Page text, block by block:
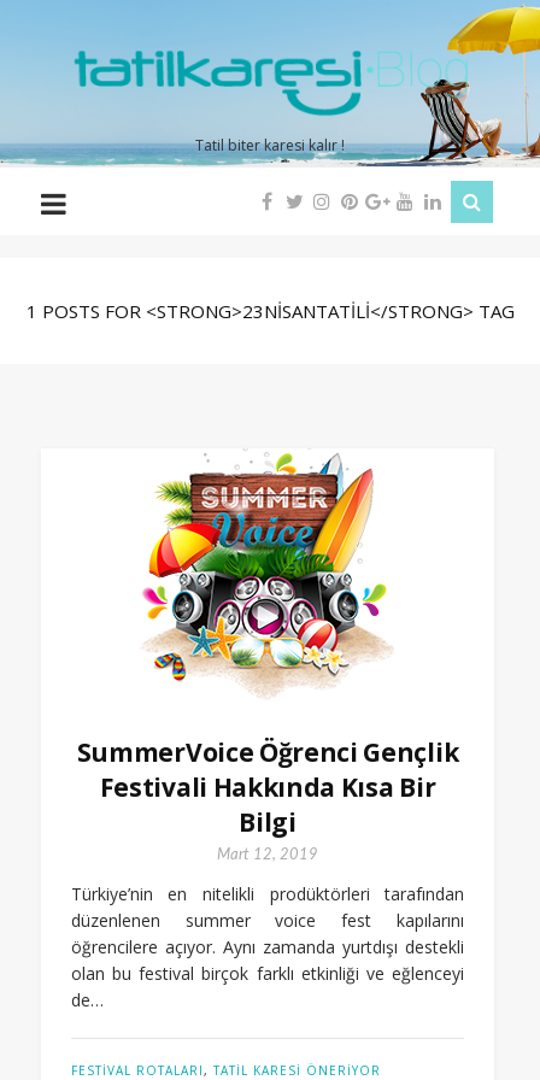
TATİLKARESİ
Tatil biter karesi kalır !
1 POSTS FOR <STRONG>23NISANTATILI</STRONG> TAG
SummerVoice Öğrenci Gençlik
Festivali Hakkında Kısa Bir
Bilgi
Mart 12, 2019
Türkiye’nin en nitelikli prodüktörleri tarafından
düzenlenen summer voice fest kapılarını
öğrencilere açıyor. Aynı zamanda yurtdışı destekli
olan bu festival birçok farklı etkinliği ve eğlenceyi
de…
FESTIVAL ROTALARI,TATIL KARESI ÖNERIYOR